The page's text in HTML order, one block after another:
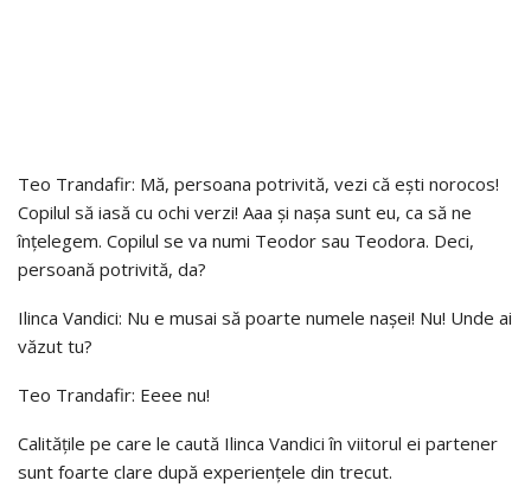
Teo Trandafir: Mă, persoana potrivită, vezi că ești norocos!
Copilul să iasă cu ochi verzi! Aaa și nașa sunt eu, ca să ne
înțelegem. Copilul se va numi Teodor sau Teodora. Deci,
persoană potrivită, da?
Ilinca Vandici: Nu e musai să poarte numele nașei! Nu! Unde ai
văzut tu?
Teo Trandafir: Eeee nu!
Calitățile pe care le caută Ilinca Vandici în viitorul ei partener
sunt foarte clare după experiențele din trecut.